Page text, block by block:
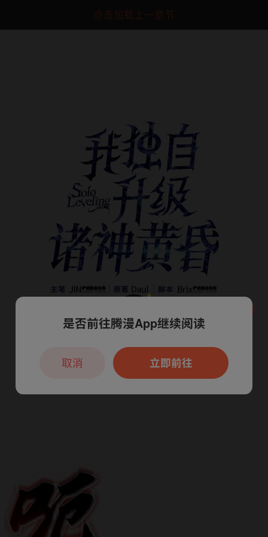
点击加载上一章节
本章节仅支持App阅读，可打开App新用
户7天免费看
是否前往腾漫App继续阅读
立即前往
取消